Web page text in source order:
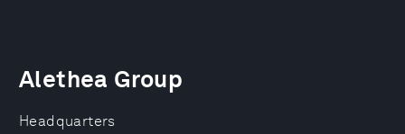
Headquarters
Alethea Group